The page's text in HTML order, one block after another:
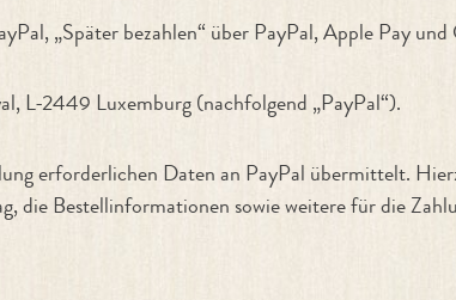
„Später bezahlen“ über PayPal, Apple Pay und
L-2449 Luxemburg (nachfolgend „PayPal“).
erforderlichen Daten an PayPal übermittelt.
die Bestellinformationen sowie weitere für die